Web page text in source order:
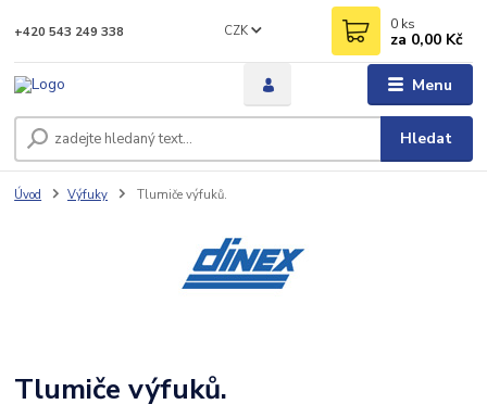
Menu
CZK
Hledat
+420 543 249 338 0 ks
za 0,00 Kč
Úvod Výfuky Tlumiče výfuků.
Tlumiče výfuků.